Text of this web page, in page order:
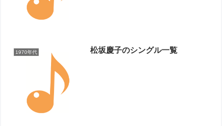
1970年代 松坂慶子のシングル一覧